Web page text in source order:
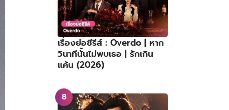
เรื่องย่อซีรีส์ : Overdo | หาก
วินาทีนั้นไม่พบเธอ | รักเกิน
แค้น (2026)